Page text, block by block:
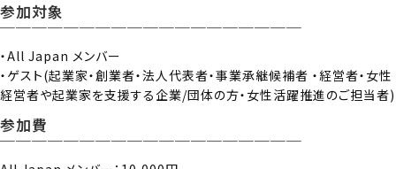
参加対象
￣￣￣￣￣￣￣￣￣￣￣￣￣￣￣￣￣￣￣
・All Japan メンバー
・ゲスト(起業家・創業者・法人代表者・事業承継候補者 ・経営者・女性
経営者や起業家を支援する企業/団体の方・女性活躍推進のご担当者)
参加費
￣￣￣￣￣￣￣￣￣￣￣￣￣￣￣￣￣￣￣